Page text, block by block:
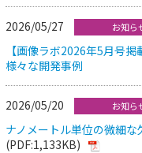
2026/05/27 お知ら
【画像ラボ2026年5月号
様々な開発事例
2026/05/20 お知ら
ナノメートル単位の微細
(PDF:1,133KB)